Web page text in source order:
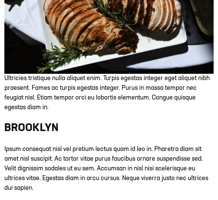
Ultricies tristique nulla aliquet enim. Turpis egestas integer eget aliquet nibh
praesent. Fames ac turpis egestas integer. Purus in massa tempor nec
feugiat nisl. Etiam tempor orci eu lobortis elementum. Congue quisque
egestas diam in.
BROOKLYN
Ipsum consequat nisl vel pretium lectus quam id leo in. Pharetra diam sit
amet nisl suscipit. Ac tortor vitae purus faucibus ornare suspendisse sed.
Velit dignissim sodales ut eu sem. Accumsan in nisl nisi scelerisque eu
ultrices vitae. Egestas diam in arcu cursus. Neque viverra justo nec ultrices
dui sapien.